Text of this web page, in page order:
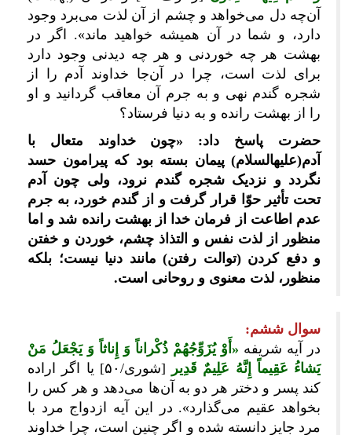
آن‌چه دل می‏‌خواهد و چشم از آن لذت می‏‌برد وجود
دارد، و شما در آن همیشه خواهید ماند». اگر در
بهشت هر چه خوردنی و هر چه دیدنی وجود دارد
برای لذت است، چرا در آن‌جا خداوند آدم را از
شجره گندم نهی و به جرم آن معاقب گردانید و او
را از بهشت رانده و به دنیا فرستاد؟
حضرت پاسخ داد: «چون خداوند متعال با
آدم(علیه‎السلام) پیمان بسته بود که پیرامون حسد
نگردد و نزدیک شجره گندم نرود، ولی چون آدم
تحت تأثیر حوّا قرار گرفت و از گندم خورد، به جرم
عدم اطاعت از فرمان خدا از بهشت رانده شد و اما
منظور از لذت نفس و التذاذ چشم، خوردن و خفتن
و دفع کردن (توالت رفتن) مانند دنیا نیست؛ بلکه
منظور، لذت معنوی و روحانی است.
سوال ششم:
در آیه شریفه «أَوْ یُزَوِّجُهُمْ ذُکْراناً وَ إِناثاً وَ یَجْعَلُ مَنْ
یَشاءُ عَقِیماً إِنَّهُ عَلِیمٌ قَدِیر
[شوری/۵۰] یا اگر اراده
کند پسر و دختر هر دو به آن‌ها می‏‌دهد و هر کس را
بخواهد عقیم می‏‌گذارد». در این آیه ازدواج مرد با
مرد جایز دانسته شده و اگر چنین است، چرا خداوند